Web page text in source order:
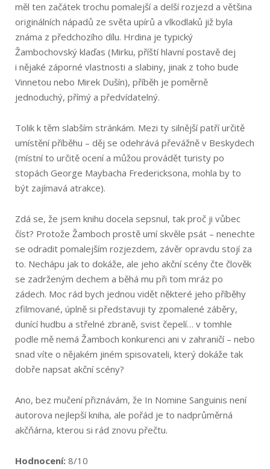
měl ten začátek trochu pomalejší a delší rozjezd a většina
originálních nápadů ze světa upírů a vlkodlaků již byla
známa z předchozího dílu. Hrdina je typický
Žambochovský klaďas (Mirku, příští hlavní postavě dej
i nějaké záporné vlastnosti a slabiny, jinak z toho bude
Vinnetou nebo Mirek Dušín), příběh je poměrně
jednoduchý, přímý a předvídatelný.
Tolik k těm slabším stránkám. Mezi ty silnější patří určitě
umístění příběhu – děj se odehrává převážně v Beskydech
(místní to určitě ocení a můžou provádět turisty po
stopách George Maybacha Fredericksona, mohla by to
být zajímavá atrakce).
Zdá se, že jsem knihu docela sepsnul, tak proč ji vůbec
číst? Protože Žamboch prostě umí skvěle psát – nenechte
se odradit pomalejším rozjezdem, závěr opravdu stojí za
to. Nechápu jak to dokáže, ale jeho akční scény čte člověk
se zadrženým dechem a běhá mu při tom mráz po
zádech. Moc rád bych jednou vidět některé jeho příběhy
zfilmované, úplně si představuji ty zpomalené záběry,
dunící hudbu a střelné zbraně, svist čepelí… v tomhle
podle mě nemá Žamboch konkurenci ani v zahraničí – nebo
snad víte o nějakém jiném spisovateli, který dokáže tak
dobře napsat akční scény?
Ano, bez mučení přiznávám, že In Nomine Sanguinis není
autorova nejlepší kniha, ale pořád je to nadprůměrná
akčňárna, kterou si rád znovu přečtu.
Hodnocení: 8/10